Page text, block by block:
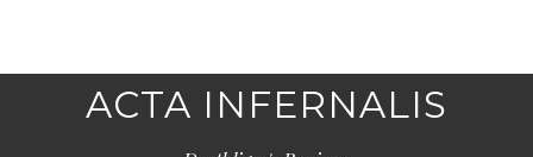
ACTA INFERNALIS